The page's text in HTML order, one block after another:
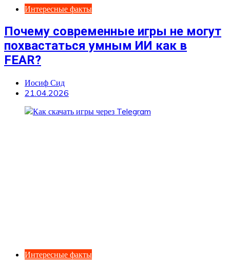
Интересные факты
Почему современные игры не могут
похвастаться умным ИИ как в
FEAR?
Иосиф Сид
21.04.2026
Интересные факты